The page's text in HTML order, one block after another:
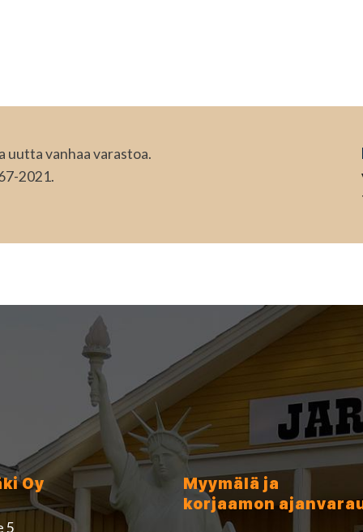
uutta vanhaa varastoa.
2021.
Oy
5
Myymälä ja
korjaamon